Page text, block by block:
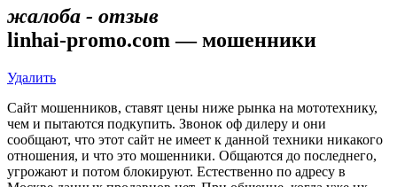
жалоба - отзыв
linhai-promo.com — мошенники
Удалить
Сайт мошенников, ставят цены ниже рынка на мототехнику,
чем и пытаются подкупить. Звонок оф дилеру и они
сообщают, что этот сайт не имеет к данной техники никакого
отношения, и что это мошенники. Общаются до последнего,
угрожают и потом блокируют. Естественно по адресу в